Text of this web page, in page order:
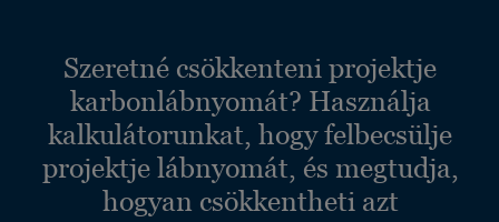
Szeretné csökkenteni projektje
karbonlábnyomát? Használja
kalkulátorunkat, hogy felbecsülje
projektje lábnyomát, és megtudja,
hogyan csökkentheti azt